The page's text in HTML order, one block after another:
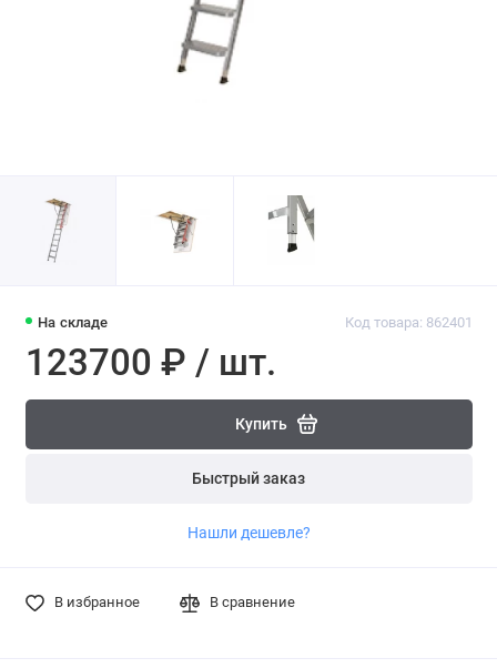
На складе Код товара: 862401
123700 ₽ / шт.
Купить
Быстрый заказ
Нашли дешевле?
В избранное В сравнение